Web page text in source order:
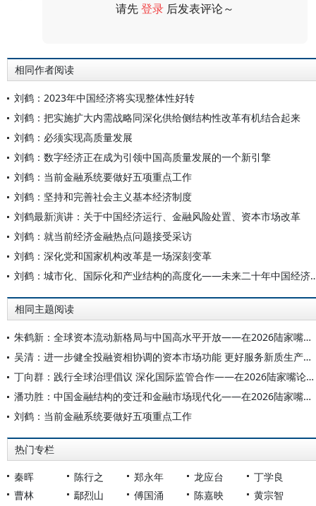
请先登录 后发表评论～
相同作者阅读
刘鹤：2023年中国经济将实现整体性好转
刘鹤：把实施扩大内需战略同深化供给侧结构性改革有机结合起来
刘鹤：必须实现高质量发展
刘鹤：数字经济正在成为引领中国高质量发展的一个新引擎
刘鹤：当前金融系统要做好五项重点工作
刘鹤：坚持和完善社会主义基本经济制度
刘鹤最新演讲：关于中国经济运行、金融风险处置、资本市场改革
刘鹤：就当前经济金融热点问题接受采访
刘鹤：深化党和国家机构改革是一场深刻变革
刘鹤：城市化、国际化和产业结构的
相同主题阅读
朱鹤新：全球资本流动新格局与中国高水平开放——在2026陆家嘴论坛上的主题演讲
吴清：进一步健全投融资相协调的资本市场功能 更好服务新质生产力和经济高质量发展——在2026陆家嘴论坛上的主题演讲
丁向群：践行全球治理倡议 深化国际监管合作——在2026陆家嘴论坛上的开幕辞
潘功胜：中国金融结构的变迁和金融市场现代化——在2026陆家嘴论坛上的主题演讲
刘鹤：当前金融系统要做好五项重点工作
热门专栏
秦晖 陈行之 郑永年 龙应台
丁学良
曹林
鄢烈山 傅国涌 陈嘉映 黄宗智